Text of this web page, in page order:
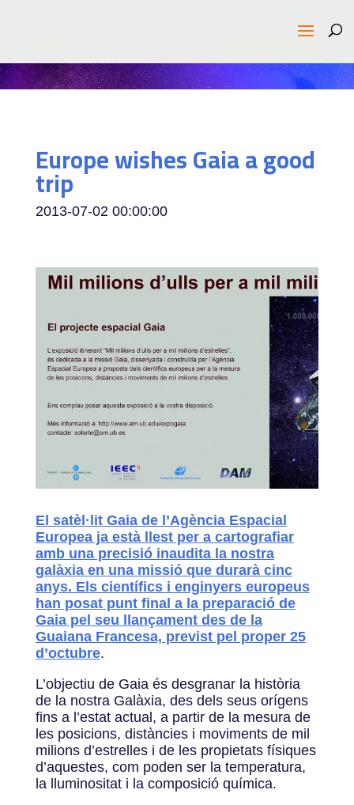
Europe wishes Gaia a good
trip
2013-07-02 00:00:00
El satèl·lit Gaia de l’Agència Espacial
Europea ja està llest per a cartografiar
amb una precisió inaudita la nostra
galàxia en una missió que durarà cinc
anys. Els científics i enginyers europeus
han posat punt final a la preparació de
Gaia pel seu llançament des de la
Guaiana Francesa, previst pel proper 25
d’octubre.
L’objectiu de Gaia és desgranar la història
de la nostra Galàxia, des dels seus orígens
fins a l’estat actual, a partir de la mesura de
les posicions, distàncies i moviments de mil
milions d’estrelles i de les propietats físiques
d’aquestes, com poden ser la temperatura,
la lluminositat i la composició química.